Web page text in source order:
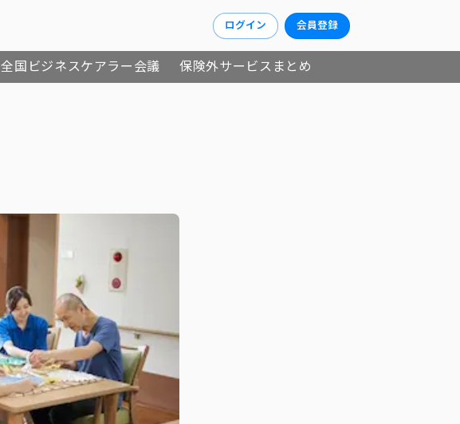
ログイン 会員登録
全国ビジネスケアラー会議 保険外サービスまとめ